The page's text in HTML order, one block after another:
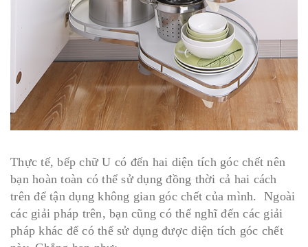
Thực tế, bếp chữ U có đến hai diện tích góc chết nên
bạn hoàn toàn có thể sử dụng đồng thời cả hai cách
trên để tận dụng không gian góc chết của mình. Ngoài
các giải pháp trên, bạn cũng có thể nghĩ đến các giải
pháp khác để có thể sử dụng được diện tích góc chết